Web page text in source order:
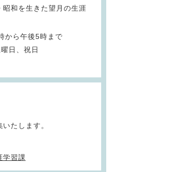
和を生きた望月の生涯
から午後5時まで
日、祝日
たします。
学習課